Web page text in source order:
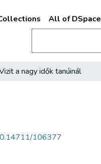
All of DSpace
a nagy idők tanúinál
106377